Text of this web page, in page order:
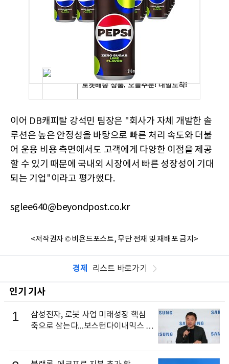
이어 DB캐피탈 강석민 팀장은 "회사가 자체 개발한 솔
루션은 높은 안정성을 바탕으로 빠른 처리 속도와 더불
어 운용 비용 측면에서도 고객에게 다양한 이점을 제공
할 수 있기 때문에 국내외 시장에서 빠른 성장성이 기대
되는 기업 "이라고 평가했다.
sglee640@beyondpost.co.kr
<저작권자 © 비욘드포스트, 무단 전재 및 재배포 금지>
경제 리스트 바로가기
인기 기사
1
삼성전자, 로봇 사업 미래성장 핵심
축으로 삼는다...보스턴다이내믹스 출